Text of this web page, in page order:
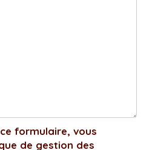
formulaire, vous
de gestion des